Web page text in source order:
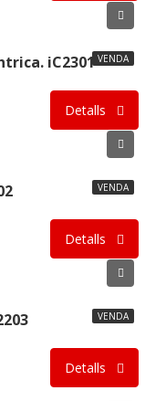
VENDA
iC2301
Detalls
VENDA
Detalls
VENDA
Detalls